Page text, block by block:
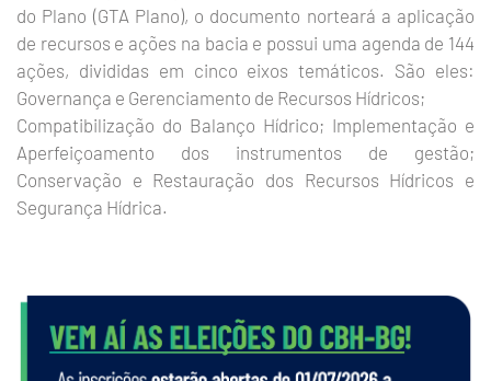
do Plano (GTA Plano), o documento norteará a aplicação
de recursos e ações na bacia e possui uma agenda de 144
ações, divididas em cinco eixos temáticos. São eles:
Governança e Gerenciamento de Recursos Hídricos;
Compatibilização do Balanço Hídrico; Implementação e
Aperfeiçoamento dos instrumentos de gestão;
Conservação e Restauração dos Recursos Hídricos e
Segurança Hídrica.